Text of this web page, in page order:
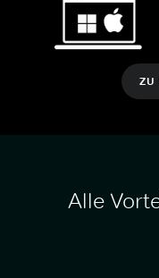
ZU
Alle